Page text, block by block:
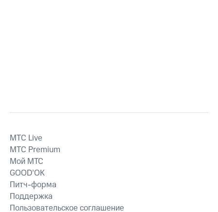
MTС Live
MTС Premium
Мой МТС
GOOD’OK
Питч-форма
Поддержка
Пользовательское соглашение